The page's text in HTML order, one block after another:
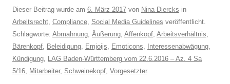
Dieser Beitrag wurde am 6. März 2017 von Nina Diercks in
Arbeitsrecht, Compliance, Social Media Guidelines veröffentlicht.
Schlagworte: Abmahnung, Äußerung, Affenkopf, Arbeitsverhältnis,
Bärenkopf, Beleidigung, Emjoijs, Emoticons, Interessenabwägung,
Kündigung, LAG Baden-Württemberg vom 22.6.2016 – Az. 4 Sa
5/16, Mitarbeiter, Schweinekopf, Vorgesetzter.